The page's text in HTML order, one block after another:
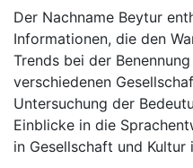
Der Nachname Beytur
Informationen, die den
Trends bei der
verschiedenen
Untersuchung der
Einblicke in die
in Gesellschaft und